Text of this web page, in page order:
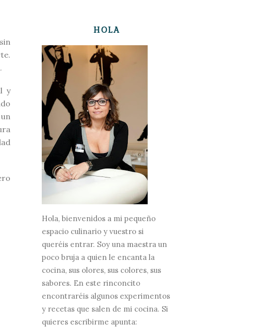
y
HOLA
Hola, bienvenidos a mi pequeño
espacio culinario y vuestro si
queréis entrar. Soy una maestra un
poco bruja a quien le encanta la
cocina, sus olores, sus colores, sus
sabores. En este rinconcito
encontraréis algunos experimentos
y recetas que salen de mi cocina. Si
quieres escribirme apunta: